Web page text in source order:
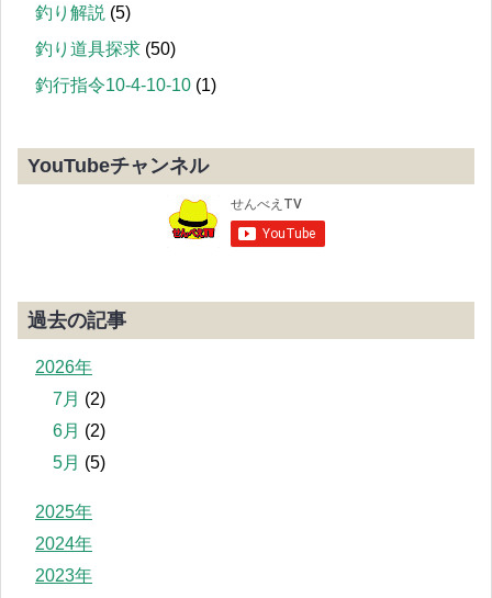
釣り解説 (5)
釣り道具探求 (50)
釣行指令10-4-10-10 (1)
YouTubeチャンネル
過去の記事
2026年
7月 (2)
6月 (2)
5月 (5)
2025年
2024年
2023年